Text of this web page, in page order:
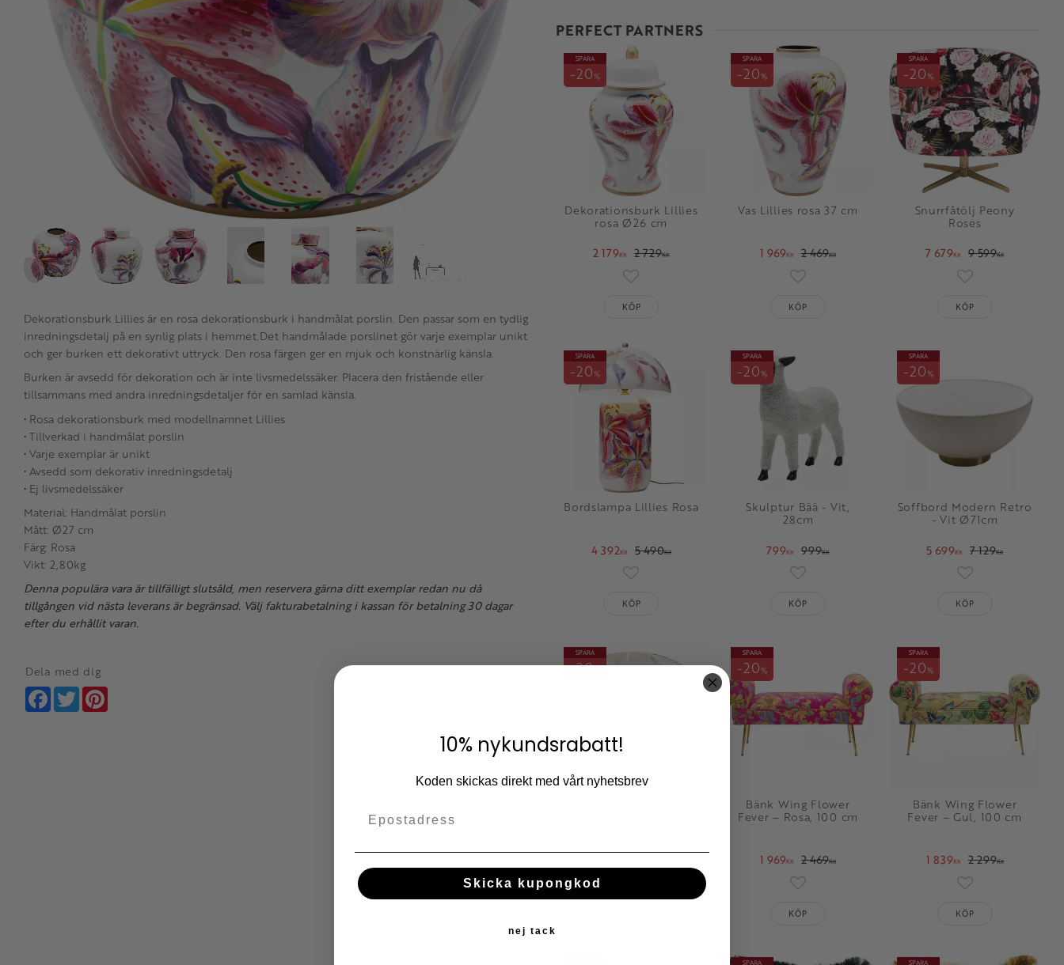
PERFECT PARTNERS
Dekorationsburk Lillies
rosa Ø26 cm
2 179KR 2 729KR
SPARA
20%
Lägg till i favoriter
KÖP
Vas Lillies rosa 37 cm
1 969KR 2 469KR
SPARA
20%
Lägg till i favoriter
KÖP
Snurrfåtölj Peony
Roses
7 679KR 9 599KR
SPARA
20%
Lägg till i
KÖP
Bordslampa Lillies Rosa
4 392KR 5 490KR
SPARA
20%
KÖP
Skulptur Bää - Vit,
28cm
799KR 999KR
SPARA
20%
KÖP
Soffbord Modern Retro
- Vit Ø71cm
5 699KR 7 129KR
SPARA
20%
Lägg till i
KÖP
SPARA
20
Lägg till i favoriter
Bänk Wing Flower
Fever – Rosa, 100 cm
1 969KR 2 469KR
SPARA
20%
KÖP
Bänk Wing Flower
Fever – Gul, 100 cm
1 839KR 2 299KR
SPARA
20%
Lägg till i
KÖP
SPARA SPARA
Dekorationsburk Lillies är en rosa dekorationsburk i handmålat porslin. Den passar som en tydlig
inredningsdetalj på en synlig plats i hemmet.Det handmålade porslinet gör varje exemplar unikt
och ger burken ett dekorativt uttryck. Den rosa färgen ger en mjuk och konstnärlig känsla.
Burken är avsedd för dekoration och är inte livsmedelssäker. Placera den fristående eller
tillsammans med andra inredningsdetaljer för en samlad känsla.
• Rosa dekorationsburk med modellnamnet Lillies
• Tillverkad i handmålat porslin
• Varje exemplar är unikt
• Avsedd som dekorativ inredningsdetalj
• Ej livsmedelssäker
Material: Handmålat porslin
Mått: Ø27 cm
Färg: Rosa
Vikt: 2,80kg
Denna populära vara är tillfälligt slutsåld, men reservera gärna ditt exemplar redan nu då
tillgången vid nästa leverans är begränsad. Välj fakturabetalning i kassan för betalning 30 dagar
efter du erhållit varan.
Dela med dig
Facebook
Twitter
10% nykundsrabatt!
Koden skickas direkt med vårt nyhetsbrev
Skicka kupongkod
nej tack